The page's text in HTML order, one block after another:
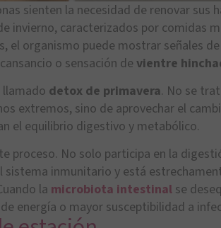
sienten la necesidad de renovar sus
invierno, caracterizados por comidas
el organismo puede mostrar señales de
o sensación de vientre
llamado detox de primavera. No se
extremos, sino de aprovechar el
el equilibrio digestivo y metabólico.
proceso. No solo participa en la
inmunitario y está
la microbiota intestinal se
energía o mayor susceptibilidad a